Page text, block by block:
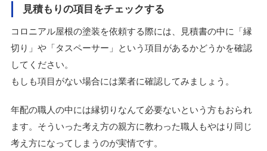
見積もりの項目をチェックする
コロニアル屋根の塗装を依頼する際には、見積書の中に「縁
切り」や「タスペーサー」という項目があるかどうかを確認
してください。
もしも項目がない場合には業者に確認してみましょう。
年配の職人の中には縁切りなんて必要ないという方もおられ
ます。そういった考え方の親方に教わった職人もやはり同じ
考え方になってしまうのが実情です。